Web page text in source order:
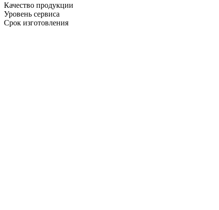
Качество продукции
Уровень сервиса
Срок изготовления